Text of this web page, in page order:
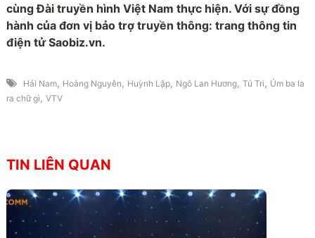
cùng Đài truyền hình Việt Nam thực hiện. Với sự đồng
hành của đơn vị bảo trợ truyền thông: trang thông tin
điện tử Saobiz.vn.
Hải Nam, Hoàng Nguyên , Huỳnh Lập, Ngô Lan Hương, Tú Tri , Úm ba la
ra chữ gì , VTV
TIN LIÊN QUAN